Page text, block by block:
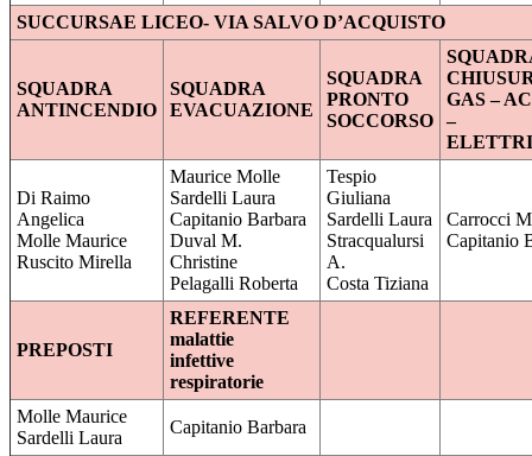
SUCCURSAE LICEO- VIA SALVO D’ACQUISTO
SQUADRA
ANTINCENDIO
SQUADRA
EVACUAZIONE
SQUADRA
PRONTO
SOCCORSO
GAS –
–
Di Raimo
Angelica
Molle Maurice
Ruscito Mirella
Maurice Molle
Sardelli Laura
Capitanio Barbara
Duval M.
Christine
Pelagalli Roberta
Tespio
Giuliana
Sardelli Laura
Stracqualursi
A.
Costa Tiziana
Carrocci
Capitanio
PREPOSTI
REFERENTE
malattie
infettive
respiratorie
Molle Maurice
Sardelli Laura
Capitanio Barbara